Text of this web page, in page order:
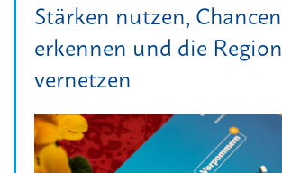
Stärken nutzen, Chancen
erkennen und die Region
vernetzen